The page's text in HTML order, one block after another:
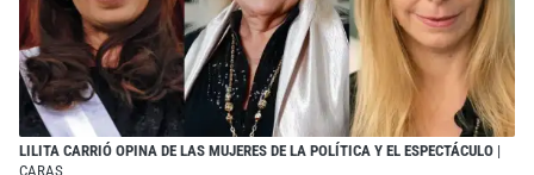
LILITA CARRIÓ OPINA DE LAS MUJERES DE LA POLÍTICA Y EL ESPECTÁCULO |
CARAS